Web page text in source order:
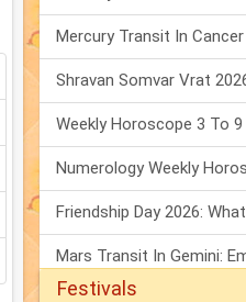
Festivals